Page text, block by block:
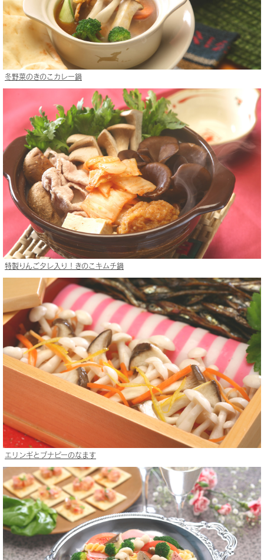
冬野菜のきのこカレー鍋
特製りんごタレ入り！きのこキムチ鍋
エリンギとブナピーのなます